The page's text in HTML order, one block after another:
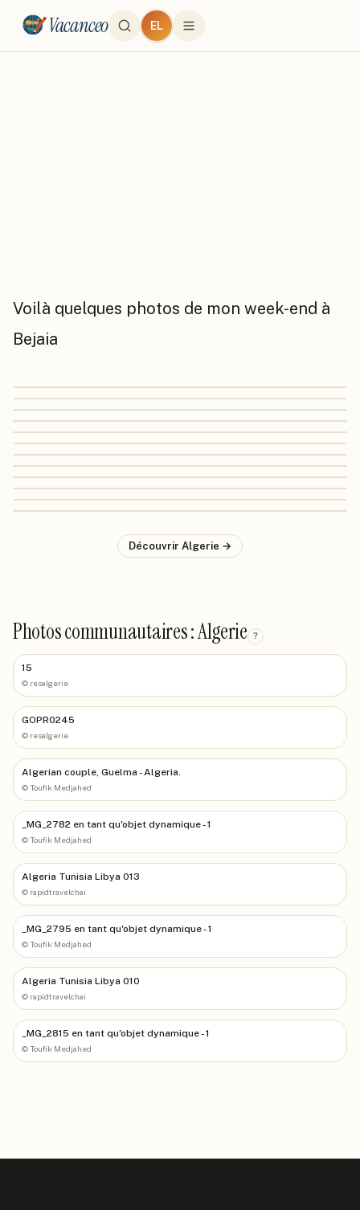
Vacanceo EL
Voilà quelques photos de mon week-end à
Bejaia
Découvrir Algerie →
Photos communautaires : Algerie ?
15
© resalgerie
GOPR0245
© resalgerie
Algerian couple, Guelma - Algeria.
©Toufik Medjahed
_MG_2782 en tant qu'objet dynamique - 1
©Toufik Medjahed
Algeria Tunisia Libya 013
© rapidtravelchai
_MG_2795 en tant qu'objet dynamique - 1
©Toufik Medjahed
Algeria Tunisia Libya 010
© rapidtravelchai
_MG_2815 en tant qu'objet dynamique - 1
©Toufik Medjahed